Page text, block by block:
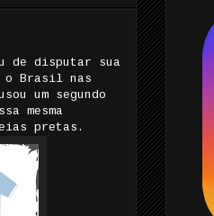
de disputar sua
o Brasil nas
um segundo
mesma
pretas.